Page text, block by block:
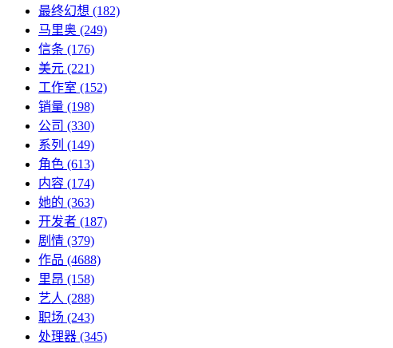
最终幻想 (182)
马里奥 (249)
信条 (176)
美元 (221)
工作室 (152)
销量 (198)
公司 (330)
系列 (149)
角色 (613)
内容 (174)
她的 (363)
开发者 (187)
剧情 (379)
作品 (4688)
里昂 (158)
艺人 (288)
职场 (243)
处理器 (345)